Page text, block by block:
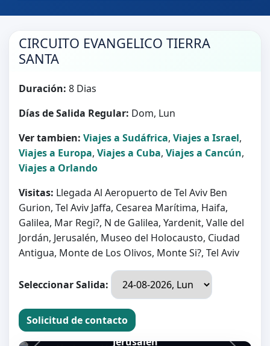
CIRCUITO EVANGELICO TIERRA
SANTA
Duración: 8 Dias
Días de Salida Regular: Dom, Lun
Ver tambien: Viajes a Sudáfrica, Viajes a Israel,
Viajes a Europa, Viajes a Cuba, Viajes a Cancún,
Viajes a Orlando
Visitas: Llegada Al Aeropuerto de Tel Aviv Ben
Gurion, Tel Aviv Jaffa, Cesarea Marítima, Haifa,
Galilea, Mar Regi?, N de Galilea, Yardenit, Valle del
Jordán, Jerusalén, Museo del Holocausto, Ciudad
Antigua, Monte de Los Olivos, Monte Si?, Tel Aviv
Seleccionar Salida:
Solicitud de contacto
Jerusalén
Jerusalén